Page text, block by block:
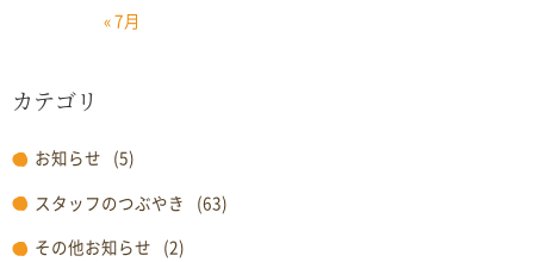
« 7月
カテゴリ
お知らせ (5)
スタッフのつぶやき
(63)
その他お知らせ (2)